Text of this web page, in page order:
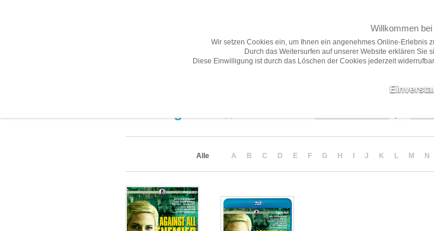
Home
Alle A B C D E F G H J K L M N
Willkommen
Wir setzen Cookies ein, um Ihnen ein angenehmes Online-Erlebnis
Durch das Weitersurfen auf unserer Website erklären Sie
Diese Einwilligung ist durch das Löschen der Cookies jederzeit